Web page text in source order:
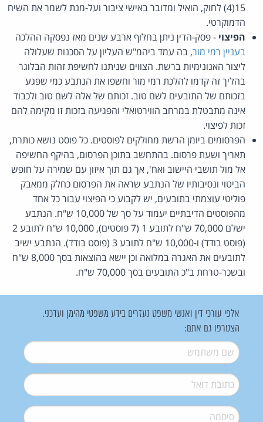
15(4) לחוק, הואיל ומדובר באישי ציבור ועל-מנת לשמר את השיח
הדמוקרטי.
הפיצוי - פסק-הדין ניתן בחלוף ארבע שנים מאז נפסקה ההלכה
בעניין רמי מור, בה עמד ביהמ"ש העליון על הסכנות שעלולה
ליצור האנונימיות ברשת. הצווים שניתנו לחשיפת זהות הבלוגר
בהליך זה קדמו להלכת רמי מור וחשפו את הנתבע כמי שפגע
בזכותם של התובעים לשם טוב. זכותם של אלה לשם טוב ולכבוד
אינה מתבטלת במרחב הווירטואלי והפגיעה בזכות זו מקימה להם
זכות לפיצוי.
הפרסומים ביומן הרשת מחולקים לפוסטים. כל פוסט נושא כותרת,
תאריך ושעת פרסום. בהתחשב בתוכן הפרסום, בהיקף החשיפה
אל מול תושבי היישוב ואח', אך גם תוך איזון עם שמירה על חופש
הביטוי ונסיבותיו של הנתבע שראה את הפרסום כחלק ממאבק
פוליטי עוצמתי בתובעים, יש לקבוע כי הפיצוי עבור כל אחד
מהפוסטים הדיבתיים יעמוד על סך של 10,000 ש"ח. הנתבע
ישלם 70,000 ש"ח לתובע 1 (7 פוסטים), 10,000 ש"ח לתובע 2
(פוסט בודד) ו-10,000 ש"ח לתובע 3 (פוסט בודד). הנתבע ישיב
לתובעים את האגרה במלואה וכן יישא בהוצאות בסך 8,000 ש"ח
ובשכר-טרחת ב"כ התובעים בסך 70,000 ש"ח.
אלפי עורכי דין ואנשי משפט נעזרים בידע משפטי מהימן ועדכני.
הצטרפו גם אתם:
שם משתמש*
דואל*
סיסמה*